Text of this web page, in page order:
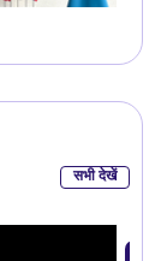
सभी देखें